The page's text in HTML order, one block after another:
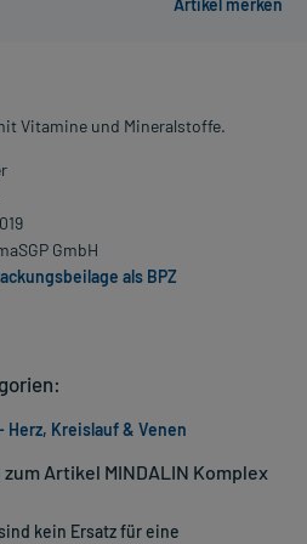
Vitamine und Mineralstoffe.
GmbH
als BPZ
Artikel MINDALIN Komplex
kein Ersatz für eine
Kreislauf & Venen